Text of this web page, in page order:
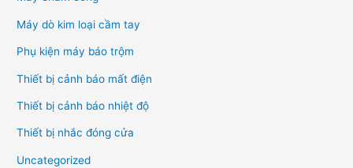
Máy dò kim loại cầm tay
Phụ kiện máy báo trộm
Thiết bị cảnh báo mất điện
Thiết bị cảnh báo nhiệt độ
Thiết bị nhắc đóng cửa
Uncategorized